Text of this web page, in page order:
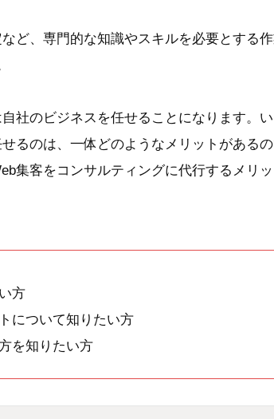
ど、専門的な知識やスキルを必要とする
社のビジネスを任せることになります。
るのは、一体どのようなメリットがある
集客をコンサルティングに代行するメリ
方
について知りたい方
を知りたい方